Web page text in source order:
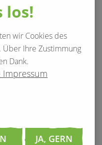
los!
wir Cookies des
Über Ihre Zustimmung
Dank.
JA, GERN